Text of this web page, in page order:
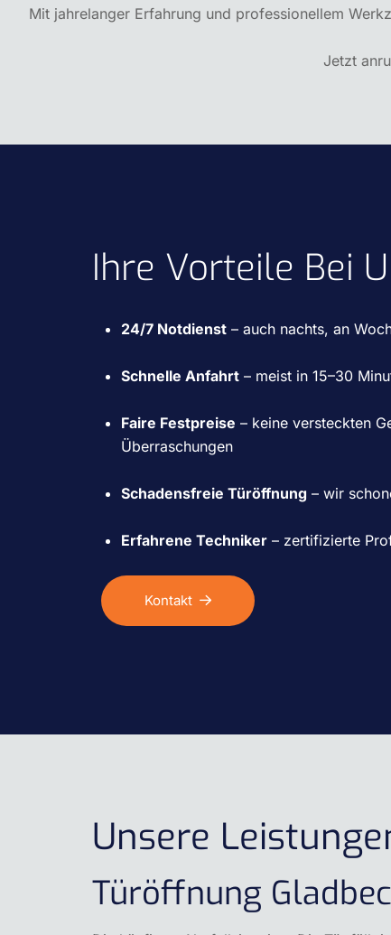
Mit jahrelanger Erfahrung und professionellem
Jetzt
Ihre Vorteile Bei
24/7 Notdienst – auch nachts, an
Schnelle Anfahrt – meist in 15–30
Faire Festpreise – keine versteckten
Überraschungen
Schadensfreie Türöffnung – wir
Erfahrene Techniker – zertifizierte
Kontakt
Unsere
Türöffnung